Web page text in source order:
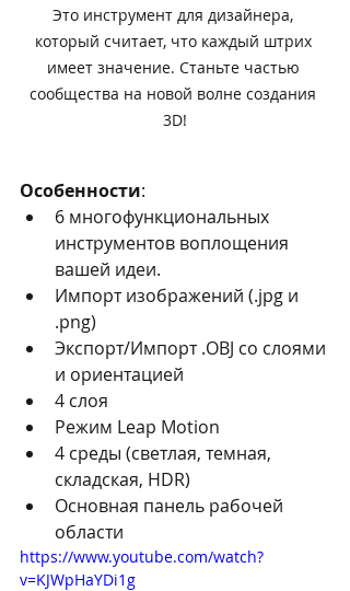
Это инструмент для дизайнера,
который считает, что каждый штрих
имеет значение. Станьте частью
сообщества на новой волне создания
3D!
Особенности:
6 многофункциональных
инструментов воплощения
вашей идеи.
Импорт изображений (.jpg и
.png)
Экспорт/Импорт .OBJ со слоями
и ориентацией
4 слоя
Режим Leap Motion
4 среды (светлая, темная,
складская, HDR)
Основная панель рабочей
области
https://www.youtube.com/watch?
v=KJWpHaYDi1g